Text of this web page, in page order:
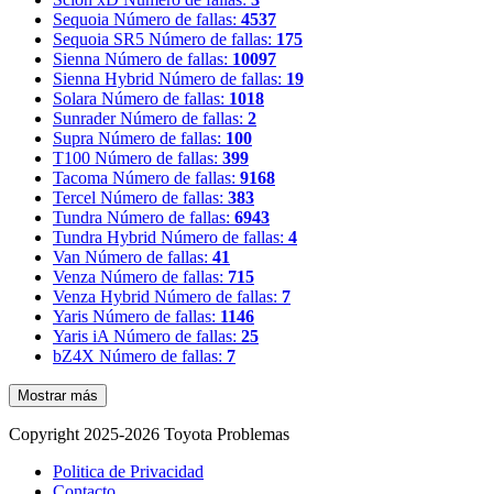
Sequoia Número de fallas: 4537
Sequoia SR5 Número de fallas: 175
Sienna Número de fallas: 10097
Sienna Hybrid Número de fallas: 19
Solara Número de fallas: 1018
Sunrader Número de fallas: 2
Supra Número de fallas: 100
T100 Número de fallas: 399
Tacoma Número de fallas: 9168
Tercel Número de fallas: 383
Tundra Número de fallas: 6943
Tundra Hybrid Número de fallas: 4
Van Número de fallas: 41
Venza Número de fallas: 715
Venza Hybrid Número de fallas: 7
Yaris Número de fallas: 1146
Yaris iA Número de fallas: 25
bZ4X Número de fallas: 7
Mostrar más
Copyright 2025-2026 Toyota Problemas
Politica de Privacidad